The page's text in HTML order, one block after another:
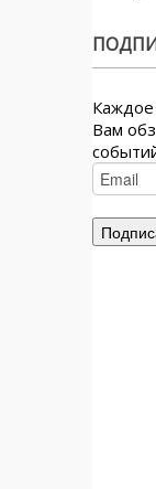
Вам